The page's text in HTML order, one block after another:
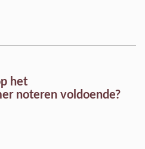
het
noteren voldoende?